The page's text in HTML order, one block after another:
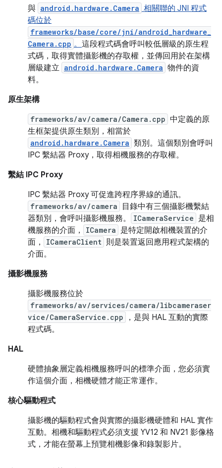
與 android.hardware.Camera 相關聯的 JNI 程式
碼位於
frameworks/base/core/jni/android_hardware_
Camera.cpp 。 這段程式碼會呼叫較低層級的原生程
式碼，取得實體攝影機的存取權，並傳回用於在架構
層級建立 android.hardware.Camera 物件的資
料。
原生架構
frameworks/av/camera/Camera.cpp 中定義的原
生框架提供原生類別，相當於
android.hardware.Camera 類別。這個類別會呼叫
IPC 繫結器 Proxy，取得相機服務的存取權。
繫結 IPC Proxy
IPC 繫結器 Proxy 可促進跨程序界線的通訊。
frameworks/av/camera
目錄中有三個攝影機繫結
器類別，會呼叫攝影機服務。
ICameraService 是相
機服務的介面，
ICamera 是特定開啟相機裝置的介
面，
ICameraClient 則是裝置返回應用程式架構的
介面。
攝影機服務
攝影機服務位於
frameworks/av/services/camera/libcameraser
vice/CameraService.cpp
，是與 HAL 互動的實際
程式碼。
HAL
硬體抽象層定義相機服務呼叫的標準介面，您必須實
作這個介面，相機硬體才能正常運作。
核心驅動程式
攝影機的驅動程式會與實際的攝影機硬體和 HAL 實作
互動。相機和驅動程式必須支援 YV12 和 NV21 影像格
式，才能在螢幕上預覽相機影像和錄製影片。